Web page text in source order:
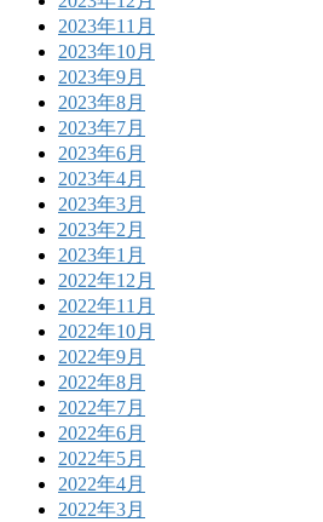
2023年11月
2023年10月
2023年9月
2023年8月
2023年7月
2023年6月
2023年4月
2023年3月
2023年2月
2023年1月
2022年12月
2022年11月
2022年10月
2022年9月
2022年8月
2022年7月
2022年6月
2022年5月
2022年4月
2022年3月